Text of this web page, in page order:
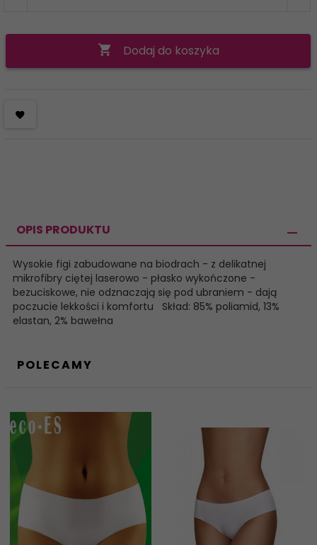
Dodaj do koszyka
OPIS PRODUKTU
Wysokie figi zabudowane na biodrach - z delikatnej
mikrofibry ciętej laserowo - płasko wykończone -
bezuciskowe, nie odznaczają się pod ubraniem - dają
poczucie lekkości i komfortu Skład: 85% poliamid, 13%
elastan, 2% bawełna
POLECAMY